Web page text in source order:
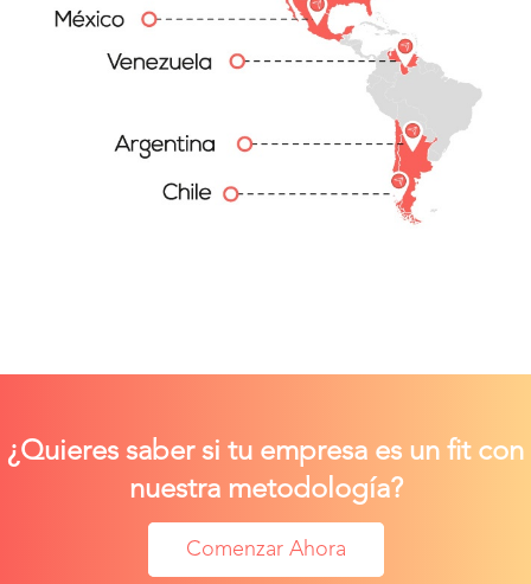
¿Quieres saber si tu empresa es un fit con
nuestra metodología?
Comenzar Ahora